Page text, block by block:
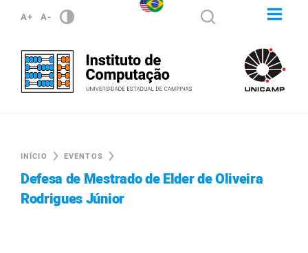
A+ A-
INÍCIO EVENTOS
Defesa de Mestrado de Elder de Oliveira
Rodrigues Júnior